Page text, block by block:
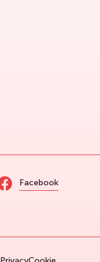
Facebook